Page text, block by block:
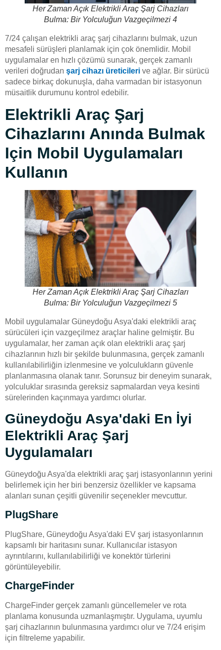
Her Zaman Açık Elektrikli Araç Şarj Cihazları
Bulma: Bir Yolculuğun Vazgeçilmezi 4
7/24 çalışan elektrikli araç şarj cihazlarını bulmak, uzun
mesafeli sürüşleri planlamak için çok önemlidir. Mobil
uygulamalar en hızlı çözümü sunarak, gerçek zamanlı
verileri doğrudan şarj cihazı üreticileri ve ağlar. Bir sürücü
sadece birkaç dokunuşla, daha varmadan bir istasyonun
müsaitlik durumunu kontrol edebilir.
Elektrikli Araç Şarj
Cihazlarını Anında Bulmak
Için Mobil Uygulamaları
Kullanın
Her Zaman Açık Elektrikli Araç Şarj Cihazları
Bulma: Bir Yolculuğun Vazgeçilmezi 5
Mobil uygulamalar Güneydoğu Asya'daki elektrikli araç
sürücüleri için vazgeçilmez araçlar haline gelmiştir. Bu
uygulamalar, her zaman açık olan elektrikli araç şarj
cihazlarının hızlı bir şekilde bulunmasına, gerçek zamanlı
kullanılabilirliğin izlenmesine ve yolculukların güvenle
planlanmasına olanak tanır. Sorunsuz bir deneyim sunarak,
yolculuklar sırasında gereksiz sapmalardan veya kesinti
sürelerinden kaçınmaya yardımcı olurlar.
Güneydoğu Asya'daki En İyi
Elektrikli Araç Şarj
Uygulamaları
Güneydoğu Asya'da elektrikli araç şarj istasyonlarının yerini
belirlemek için her biri benzersiz özellikler ve kapsama
alanları sunan çeşitli güvenilir seçenekler mevcuttur.
PlugShare
PlugShare, Güneydoğu Asya'daki EV şarj istasyonlarının
kapsamlı bir haritasını sunar. Kullanıcılar istasyon
ayrıntılarını, kullanılabilirliği ve konektör türlerini
görüntüleyebilir.
ChargeFinder
ChargeFinder gerçek zamanlı güncellemeler ve rota
planlama konusunda uzmanlaşmıştır. Uygulama, uyumlu
şarj cihazlarının bulunmasına yardımcı olur ve 7/24 erişim
için filtreleme yapabilir.